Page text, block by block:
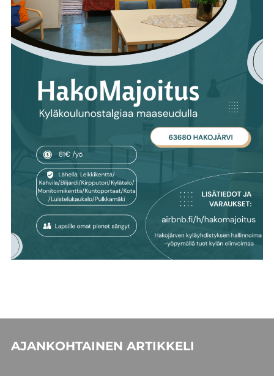
AJANKOHTAINEN ARTIKKELI